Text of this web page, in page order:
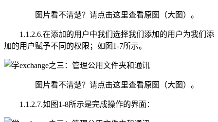
图片看不清楚？请点击这里查看原图（大图）。
1.1.2.6.在添加的用户中我们选择我们添加的用户为我们添
加的用户赋予不同的权限；如图1-7所示。
图片看不清楚？请点击这里查看原图（大图）。
1.1.2.7.如图1-8所示是完成操作的界面：